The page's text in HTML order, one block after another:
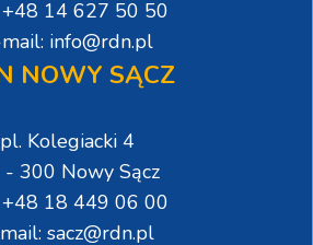
+48 14 627 50 50
info@rdn.pl
NOWY SĄCZ
pl. Kolegiacki 4
300 Nowy Sącz
+48 18 449 06 00
sacz@rdn.pl